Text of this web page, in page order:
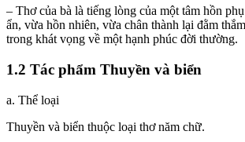
– Thơ của bà là tiếng lòng của một tâm hồn
ẩn, vừa hồn nhiên, vừa chân thành lại đằm
trong khát vọng về một hạnh phúc đời thường.
1.2 Tác phẩm Thuyền và biển
a. Thể loại
Thuyền và biển thuộc loại thơ năm chữ.